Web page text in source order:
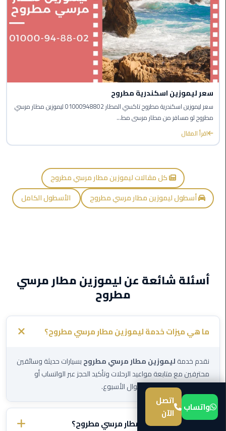
ليموزين
مطار
القاهرة
الدولي
ليموزين
اسكندرية
مطار
القاهرة
ليموزين
الإسكندرية
القاهرة
الاسكندرية
من
العرب
إلى
القاهرة
من
مطار
برج
العرب
الى
سعر ليموزين اسكندرية مطروح
سعر ليموزين اسكندرية مطروح تاكسي المطار 01000948802 ليموزين مطار مرسي
مطروح لو مسافر من مطار مرسى مط...
اقرأ المقال
كل مقالات ليموزين مطار مرسي مطروح
أسطول ليموزين مطار مرسي مطروح
الأسطول الكامل
أسئلة شائعة عن ليموزين مطار مرسي
مطروح
ما هي ميزات خدمة ليموزين مطار مرسي مطروح؟
نقدم خدمةليموزين مطار مرسي مطروحبسيارات حديثة وسائقين
محترفين مع متابعة مواعيد الرحلات وتأكيد الحجز عبر الواتساب أو
الهاتف. نعمل 24 ساعة طوال الأسبوع.
ما هو سعر ليموزين مطار مرسي مطروح؟
واتساب
اتصل
الآن